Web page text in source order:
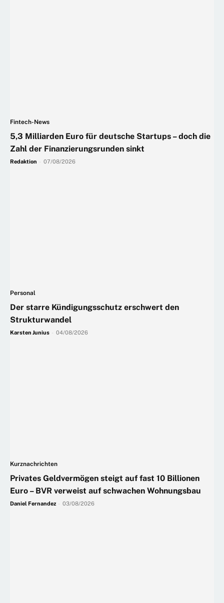
Fintech-News
5,3 Milliarden Euro für deutsche Startups – doch die
Zahl der Finanzierungsrunden sinkt
Redaktion 07/08/2026
Personal
Der starre Kündigungsschutz erschwert den
Strukturwandel
Karsten Junius 04/08/2026
Kurznachrichten
Privates Geldvermögen steigt auf fast 10 Billionen
Euro – BVR verweist auf schwachen Wohnungsbau
Daniel Fernandez 03/08/2026